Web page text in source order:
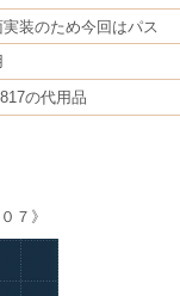
実装のため今回はパス
の代用品
７》